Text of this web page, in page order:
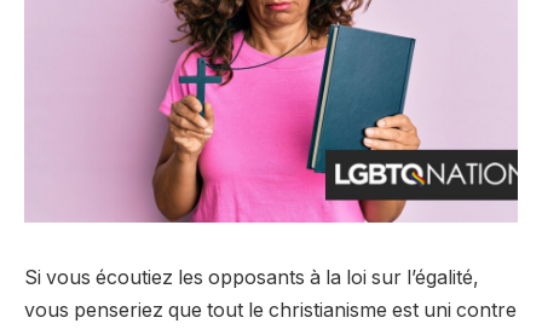
Si vous écoutiez les opposants à la loi sur l’égalité,
vous penseriez que tout le christianisme est uni contre